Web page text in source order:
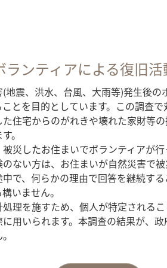
ランティアによる復旧
震、洪水、台風、大雨等)発生後の
とを目的としています。この調査
住宅からのがれきや壊れた家財等
。
災したお住まいでボランティアが
ない方は、お住まいが自然災害で
で、何らかの理由で回答を継続す
いません。
理を施すため、個人が特定される
用いられます。本調査の結果が、